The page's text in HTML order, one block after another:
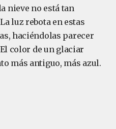
nieve no está tan
luz rebota en estas
haciéndolas parecer
color de un glaciar
más antiguo, más azul.